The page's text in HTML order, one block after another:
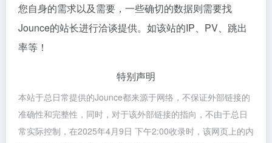
您自身的需求以及需要，一些确切的数据则需要找
Jounce的站长进行洽谈提供。如该站的IP、PV、跳出
率等！
特别声明
本站于总日常提供的Jounce都来源于网络，不保证外部链接的
准确性和完整性，同时，对于该外部链接的指向，不由于总日
常实际控制，在2025年4月9日 下午2:00收录时，该网页上的内